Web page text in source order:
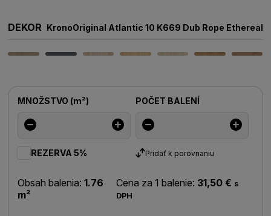
DEKOR KronoOriginal Atlantic 10 K669 Dub Rope Ethereal
MNOŽSTVO (m²) POČET BALENÍ
REZERVA 5% Pridať k porovnaniu
Obsah balenia: 1.76
m²
Cena za 1 balenie: 31,50 € s
DPH